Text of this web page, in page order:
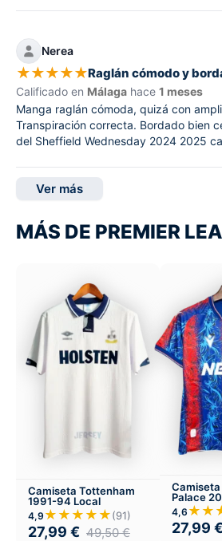
Nerea
★★★★★Raglán cómodo y
Calificado en Málaga hace 1 meses
Manga raglán cómoda, quizá con
Transpiración correcta. Bordado bien
del Sheffield Wednesday 2024 2025
Ver más
MÁS DE PREMIER
Camiseta Tottenham
1991-94 Local
4,9 ★★★★★(91)
27,99 € 49,50€
Palace
4,6
27,99